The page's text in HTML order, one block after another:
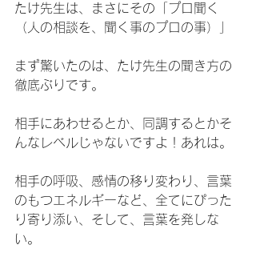
たけ先生は、まさにその「プロ聞く
（人の相談を、聞く事のプロの事）」
まず驚いたのは、たけ先生の聞き方の
徹底ぶりです。
相手にあわせるとか、同調するとかそ
んなレベルじゃないですよ！あれは。
相手の呼吸、感情の移り変わり、言葉
のもつエネルギーなど、全てにぴった
り寄り添い、そして、言葉を発しな
い。